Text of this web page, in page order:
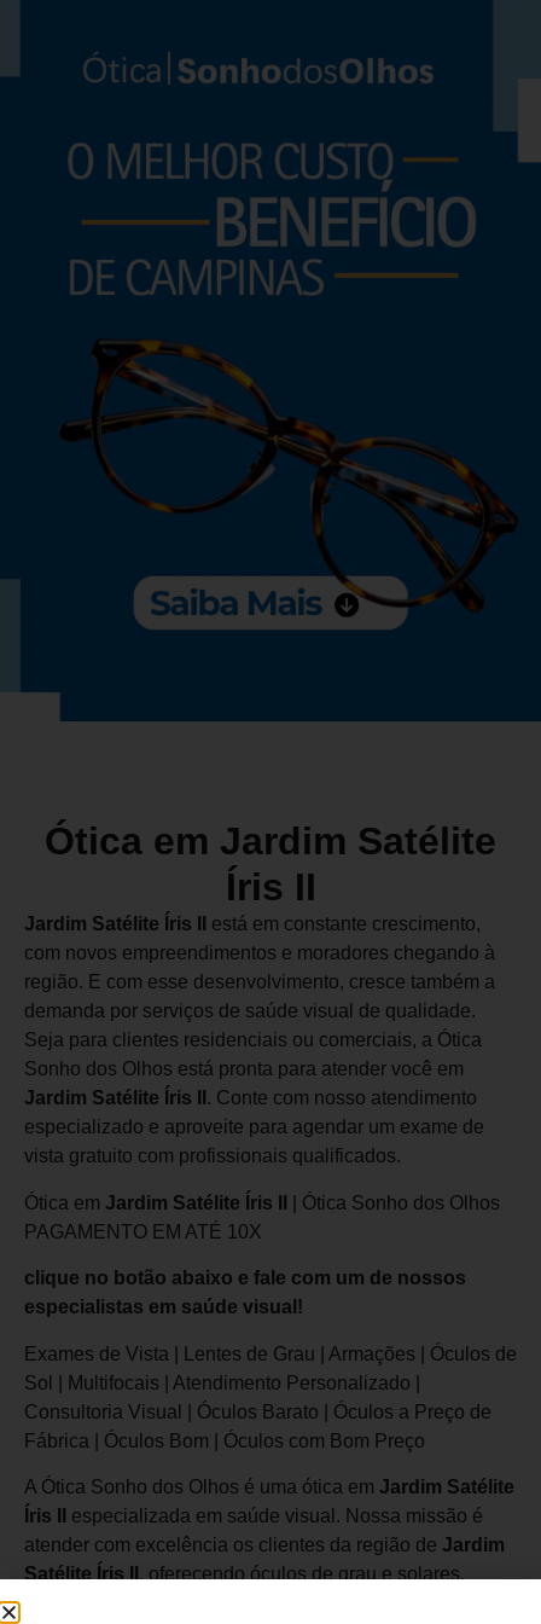
Ótica em Jardim Satélite
Íris II
Jardim Satélite Íris II está em constante crescimento,
com novos empreendimentos e moradores chegando à
região. E com esse desenvolvimento, cresce também a
demanda por serviços de saúde visual de qualidade.
Seja para clientes residenciais ou comerciais, a Ótica
Sonho dos Olhos está pronta para atender você em
Jardim Satélite Íris II . Conte com nosso atendimento
especializado e aproveite para agendar um exame de
vista gratuito com profissionais qualificados.
Ótica em Jardim Satélite Íris II
| Ótica Sonho dos Olhos
PAGAMENTO EM ATÉ 10X
clique no botão abaixo e fale com um de nossos
especialistas em saúde visual!
Exames de Vista | Lentes de Grau | Armações | Óculos de
Sol | Multifocais | Atendimento Personalizado |
Consultoria Visual | Óculos Barato | Óculos a Preço de
Fábrica | Óculos Bom | Óculos com Bom Preço
A Ótica Sonho dos Olhos é uma ótica em Jardim Satélite
Íris II
especializada em saúde visual. Nossa missão é
atender com excelência os clientes da região de Jardim
Satélite Íris II , oferecendo óculos de grau e solares,